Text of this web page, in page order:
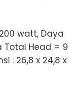
watt, Daya
Total Head = 9
: 26,8 x 24,8 x